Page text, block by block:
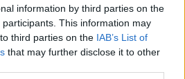
information by third parties on the
participants. This information may
third parties on the IAB’s List of
that may further disclose it to other
Όσον αφορά την
του άρθρου 16, εξηγεί
και το
δεν είναι δεκτικά